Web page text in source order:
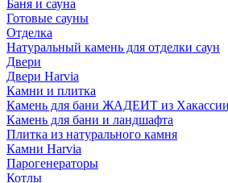
Баня и сауна
Готовые сауны
Отделка
Натуральный камень для отделки саун
Двери
Двери Harvia
Камни и плитка
Камень для бани ЖАДЕИТ из Хакассии
Камень для бани и ландшафта
Плитка из натурального камня
Камни Harvia
Парогенераторы
Котлы